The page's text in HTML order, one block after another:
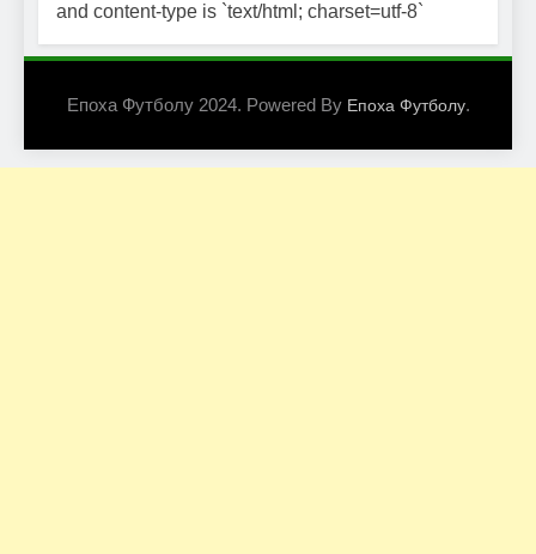
and content-type is `text/html; charset=utf-8`
Епоха Футболу 2024. Powered By Епоха Футболу.